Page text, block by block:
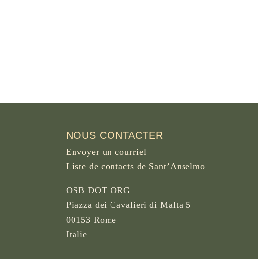
NOUS CONTACTER
Envoyer un courriel
Liste de contacts de Sant’Anselmo
OSB DOT ORG
Piazza dei Cavalieri di Malta 5
00153 Rome
Italie